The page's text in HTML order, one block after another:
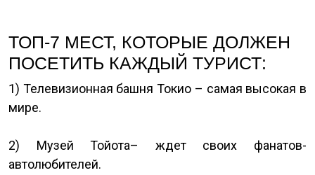
ТОП-7 МЕСТ, КОТОРЫЕ ДОЛЖЕН
ПОСЕТИТЬ КАЖДЫЙ ТУРИСТ:
1) Телевизионная башня Токио – самая высокая в
мире.
2) Музей Тойота– ждет своих фанатов-
автолюбителей.